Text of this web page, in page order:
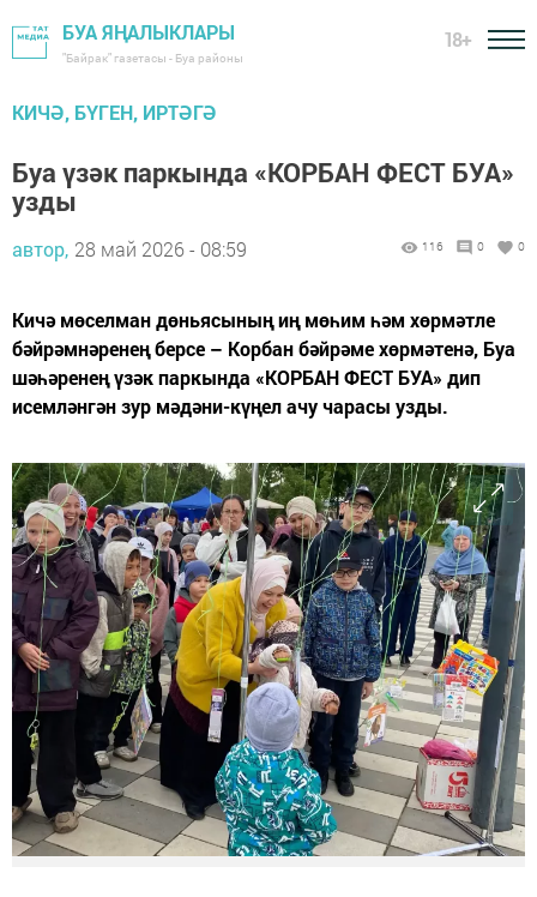
БУА ЯҢАЛЫКЛАРЫ
"Байрак" газетасы - Буа районы
18+
КИЧӘ, БҮГЕН, ИРТӘГӘ
Буа үзәк паркында «КОРБАН ФЕСТ БУА»
узды
автор, 28 май 2026 - 08:59 116 0 0
Кичә мөселман дөньясының иң мөһим һәм хөрмәтле
бәйрәмнәренең берсе – Корбан бәйрәме хөрмәтенә, Буа
шәһәренең үзәк паркында «КОРБАН ФЕСТ БУА» дип
исемләнгән зур мәдәни-күңел ачу чарасы узды.